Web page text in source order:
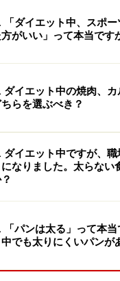
「ダイエット中、スポ
がいい」って本当です
ダイエット中の焼肉、
ちらを選ぶべき？
ダイエット中ですが、
になりました。太らない
「パンは太る」って本
中でも太りにくいパン